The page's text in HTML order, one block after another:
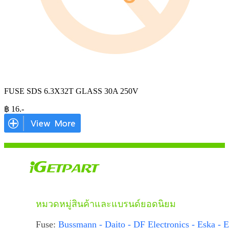
FUSE SDS 6.3X32T GLASS 30A 250V
฿ 16.-
หมวดหมู่สินค้าและแบรนด์ยอดนิยม
Fuse: Bussmann - Daito - DF Electronics - Eska -